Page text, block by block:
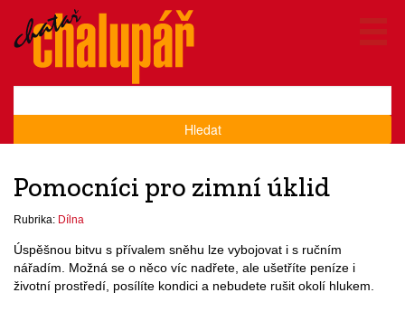
Hledat
Pomocníci pro zimní úklid
Rubrika: Dílna
Úspěšnou bitvu s přívalem sněhu lze vybojovat i s ručním
nářadím. Možná se o něco víc nadřete, ale ušetříte peníze i
životní prostředí, posílíte kondici a nebudete rušit okolí hlukem.